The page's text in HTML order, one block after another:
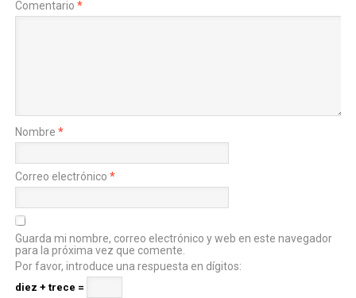
Comentario *
Nombre *
Correo electrónico *
Guarda mi nombre, correo electrónico y web en este navegador
para la próxima vez que comente.
Por favor, introduce una respuesta en dígitos:
diez + trece =